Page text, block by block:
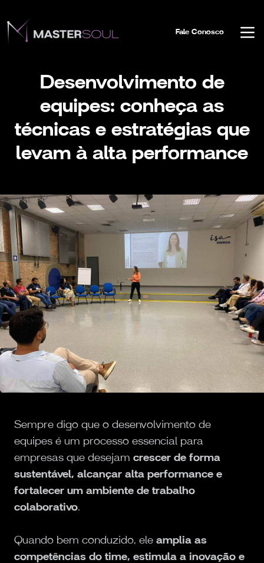
Fale Conosco
Desenvolvimento de
equipes: conheça as
técnicas e estratégias que
levam à alta performance
Sempre digo que o desenvolvimento de
equipes é um processo essencial para
empresas que desejam crescer de forma
sustentável, alcançar alta performance e
fortalecer um ambiente de trabalho
colaborativo.
Quando bem conduzido, ele amplia as
competências do time, estimula a inovação e